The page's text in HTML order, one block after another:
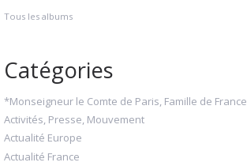
Tous les albums
Catégories
*Monseigneur le Comte de Paris, Famille de France
Activités, Presse, Mouvement
Actualité Europe
Actualité France